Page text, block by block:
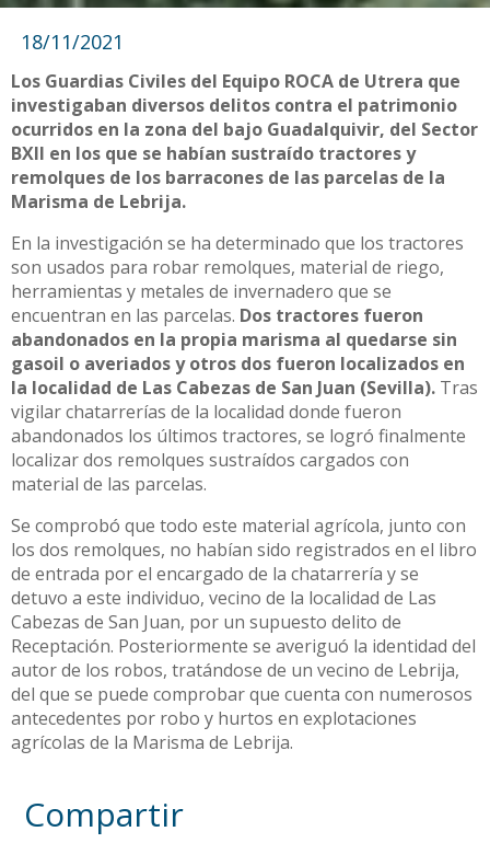
18/11/2021
Los Guardias Civiles del Equipo ROCA de Utrera que
investigaban diversos delitos contra el patrimonio
ocurridos en la zona del bajo Guadalquivir, del Sector
BXII en los que se habían sustraído tractores y
remolques de los barracones de las parcelas de la
Marisma de Lebrija.
En la investigación se ha determinado que los tractores
son usados para robar remolques, material de riego,
herramientas y metales de invernadero que se
encuentran en las parcelas. Dos tractores fueron
abandonados en la propia marisma al quedarse sin
gasoil o averiados y otros dos fueron localizados en
la localidad de Las Cabezas de San Juan (Sevilla). Tras
vigilar chatarrerías de la localidad donde fueron
abandonados los últimos tractores, se logró finalmente
localizar dos remolques sustraídos cargados con
material de las parcelas.
Se comprobó que todo este material agrícola, junto con
los dos remolques, no habían sido registrados en el libro
de entrada por el encargado de la chatarrería y se
detuvo a este individuo, vecino de la localidad de Las
Cabezas de San Juan, por un supuesto delito de
Receptación. Posteriormente se averiguó la identidad del
autor de los robos, tratándose de un vecino de Lebrija,
del que se puede comprobar que cuenta con numerosos
antecedentes por robo y hurtos en explotaciones
agrícolas de la Marisma de Lebrija.
Compartir